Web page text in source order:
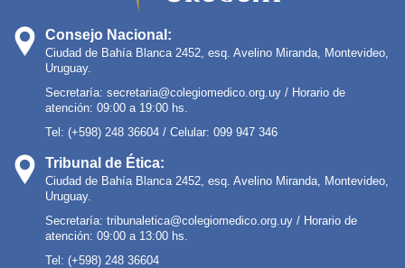
Consejo Nacional:
Ciudad de Bahía Blanca 2452, esq. Avelino Miranda, Montevideo,
Uruguay.
Secretaría: secretaria@colegiomedico.org.uy / Horario de
atención: 09:00 a 19:00 hs.
Tel: (+598) 248 36604 / Celular: 099 947 346
Tribunal de Ética:
Ciudad de Bahía Blanca 2452, esq. Avelino Miranda, Montevideo,
Uruguay.
Secretaría: tribunaletica@colegiomedico.org.uy / Horario de
atención: 09:00 a 13:00 hs.
Tel: (+598) 248 36604